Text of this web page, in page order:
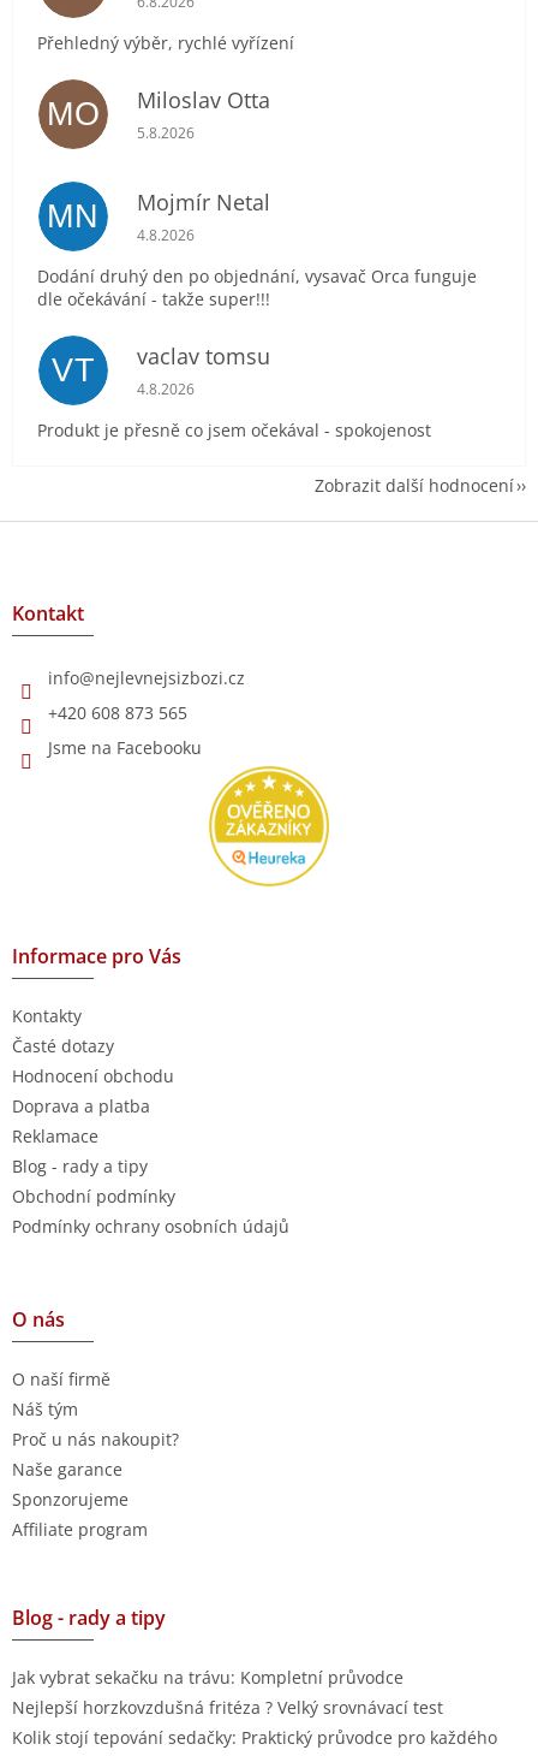
Přehledný výběr, rychlé vyřízení
MO Miloslav Otta
Hodnocení obchodu je 5 z 5 hvězdiček.
5.8.2026
MN Mojmír Netal
Hodnocení obchodu je 5 z 5 hvězdiček.
4.8.2026
Dodání druhý den po objednání, vysavač Orca funguje
dle očekávání - takže super!!!
VT vaclav tomsu
Hodnocení obchodu je 5 z 5 hvězdiček.
4.8.2026
Produkt je přesně co jsem očekával - spokojenost
Zobrazit další hodnocení
Z
Kontakt
info@nejlevnejsizbozi.cz
+420 608 873 565
Jsme na Facebooku
Informace pro Vás
Kontakty
Časté dotazy
Hodnocení obchodu
Doprava a platba
Reklamace
Blog - rady a tipy
Obchodní podmínky
Podmínky ochrany osobních údajů
O nás
O naší firmě
Náš tým
Proč u nás nakoupit?
Naše garance
Sponzorujeme
Affiliate program
Blog - rady a tipy
Jak vybrat sekačku na trávu: Kompletní průvodce
Nejlepší horzkovzdušná fritéza ? Velký srovnávací test
Kolik stojí tepování sedačky: Praktický průvodce pro každého